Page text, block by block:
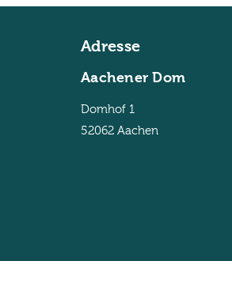
Adresse
Aachener Dom
Domhof 1
52062 Aachen